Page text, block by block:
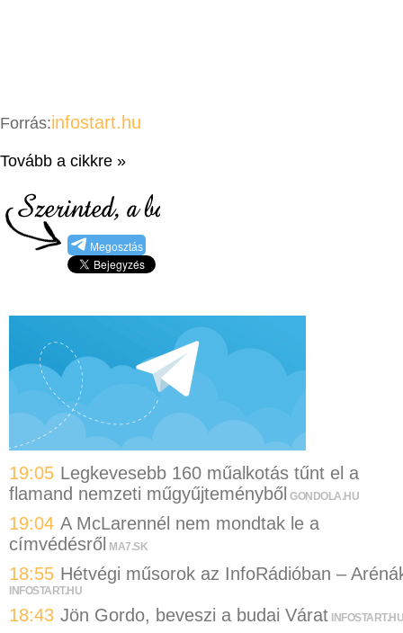
Forrás:infostart.hu
Tovább a cikkre »
Megosztás
19:05 Legkevesebb 160 műalkotás tűnt el a
flamand nemzeti műgyűjteményből GONDOLA.HU
19:04 A McLarennél nem mondtak le a
címvédésről
MA7.SK
18:55 Hétvégi műsorok az InfoRádióban –
INFOSTART.HU
18:43 Jön Gordo, beveszi a budai Várat INFOSTART.HU